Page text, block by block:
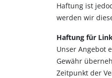
Haftung ist
werden wir
Haftung für
Unser Angebot
Gewähr
Zeitpunkt der